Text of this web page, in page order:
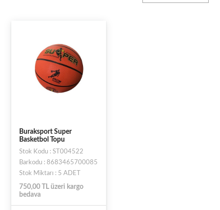
Buraksport Super
Basketbol Topu
Stok Kodu : ST004522
Barkodu : 8683465700085
Stok Miktarı : 5 ADET
750,00 TL üzeri kargo
bedava